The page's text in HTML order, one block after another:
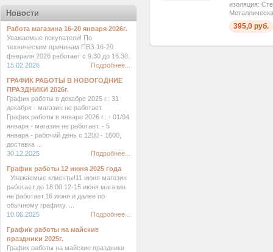
изоляция:
395,0 руб.
Новости
Работа магазина 16-20 января 2026г.
Уважаемые покупатели! По
техническим причинам ПВЗ 16-20
февраля 2026 работает с 9.30 до 16.30.
15.02.2026
Подробнее...
ГРАФИК РАБОТЫ В НОВОГОДНИЕ
ПРАЗДНИКИ 2026г.
График работы в декабре 2025 г.: 31
декабря - магазин не работает.
График работы в январе 2026 г.: - 01/04
января - магазин не работает. - 5
января - рабочий день с 1200 - 1600,
доставка ...
30.12.2025
Подробнее...
График работы 12 июня 2025 года
Уважаемые клиенты!11 июня магазин
работает до 18:00.12-15 июня магазин
не работает.16 июня и далее по
обычному графику. ...
10.06.2025
Подробнее...
График работы на майские
праздники 2025г.
График работы на майские праздники